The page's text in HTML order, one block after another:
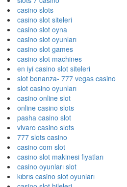
casino slots
casino slot siteleri
casino slot oyna
casino slot oyunları
casino slot games
casino slot machines
en iyi casino slot siteleri
slot bonanza- 777 vegas casino
slot casino oyunları
casino online slot
online casino slots
pasha casino slot
vivaro casino slots
777 slots casino
casino com slot
casino slot makinesi fiyatları
casino oyunları slot
kıbrıs casino slot oyunları